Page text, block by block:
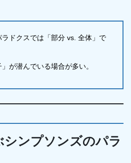
ドクスでは「部分 vs. 全体」で
が潜んでいる場合が多い。
シンプソンズのパラ